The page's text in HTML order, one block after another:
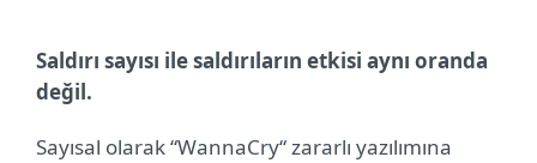
Saldırı sayısı ile saldırıların etkisi aynı oranda
değil.
Sayısal olarak “WannaCry“ zararlı yazılımına